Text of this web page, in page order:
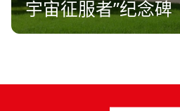
宇宙征服者”纪念碑